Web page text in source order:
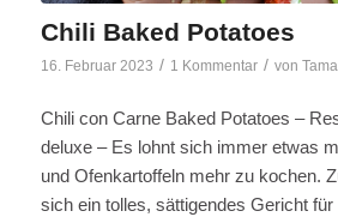
Chili Baked Potatoes
16. Februar 2023 / 1 Kommentar / von
Chili con Carne Baked Potatoes –
deluxe – Es lohnt sich immer etwas
und Ofenkartoffeln mehr zu kochen.
sich ein tolles, sättigendes Gericht für